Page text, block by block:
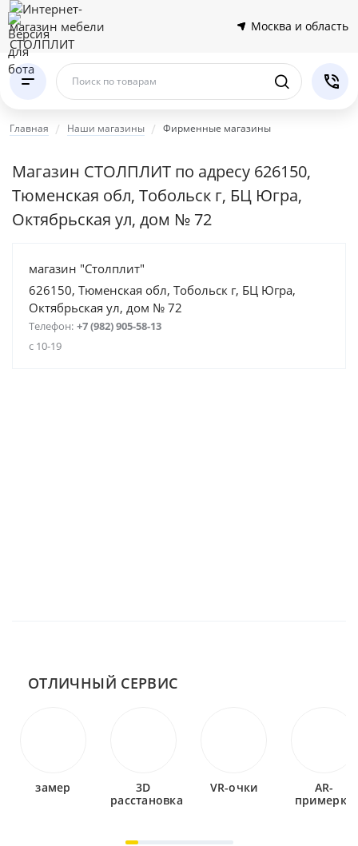
Москва и область
Поиск по товарам
Главная Наши магазины Фирменные магазины
Магазин СТОЛПЛИТ по адресу 626150,
Тюменская обл, Тобольск г, БЦ Югра,
Октябрьская ул, дом № 72
магазин "Столплит"
626150, Тюменская обл, Тобольск г, БЦ Югра,
Октябрьская ул, дом № 72
Телефон: +7 (982) 905-58-13
с 10-19
ОТЛИЧНЫЙ СЕРВИС
замер
3D
расстановка
VR-очки
AR-
примерка